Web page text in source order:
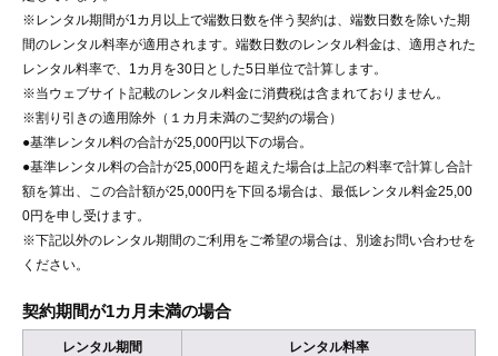
※レンタル期間が1カ月以上で端数日数を伴う契約は、端数日数を除いた期
間のレンタル料率が適用されます。端数日数のレンタル料金は、適用された
レンタル料率で、1カ月を30日とした5日単位で計算します。
※当ウェブサイト記載のレンタル料金に消費税は含まれておりません。
※割り引きの適用除外（１カ月未満のご契約の場合）
●基準レンタル料の合計が25,000円以下の場合。
●基準レンタル料の合計が25,000円を超えた場合は上記の料率で計算し合計
額を算出、この合計額が25,000円を下回る場合は、最低レンタル料金25,00
0円を申し受けます。
※下記以外のレンタル期間のご利用をご希望の場合は、別途お問い合わせを
ください。
契約期間が1カ月未満の場合
レンタル期間 レンタル料率